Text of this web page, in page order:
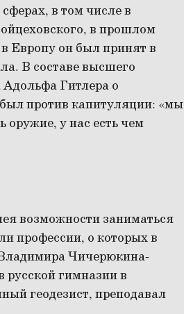
в том числе в
в прошлом
Европу он был принят в
В составе высшего
Гитлера о
против капитуляции: «мы
оружие, у нас есть чем
возможности заниматься
профессии, о которых в
Чичерюкина-
русской гимназии в
геодезист, преподавал